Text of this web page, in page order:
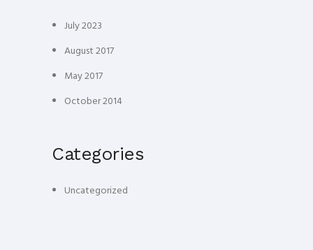
July 2023
August 2017
May 2017
October 2014
Categories
Uncategorized